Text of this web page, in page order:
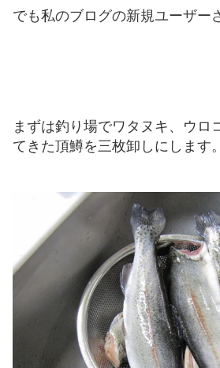
でも私のブログの新規ユーザー
まずは釣り場でワタヌキ、ウロ
てきた頂鱒を三枚卸しにします。